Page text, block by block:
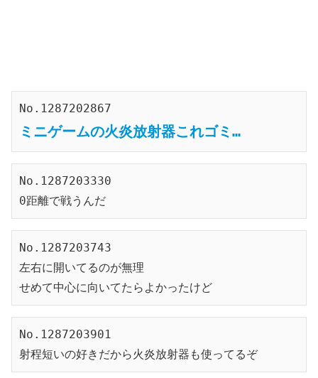
No.1287202867
ミニゲームの火炎放射器これゴミ…
No.1287203330
0距離で戦うんだ
No.1287203743
左右に開いてるのが無理
せめて中心に向いてたらよかったけど
No.1287203901
射程短いの好きだから火炎放射器も使ってるぞ